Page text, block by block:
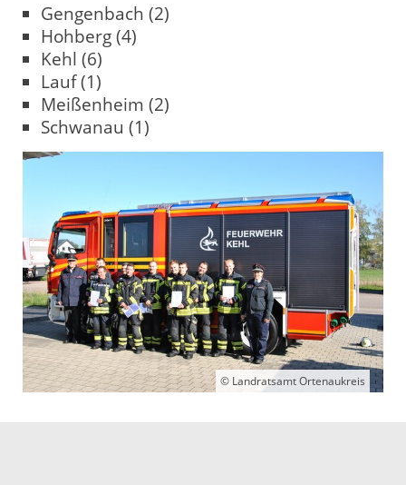
Gengenbach (2)
Hohberg (4)
Kehl (6)
Lauf (1)
Meißenheim (2)
Schwanau (1)
© Landratsamt Ortenaukreis